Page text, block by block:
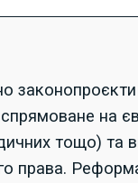
на
тощо) та
права.